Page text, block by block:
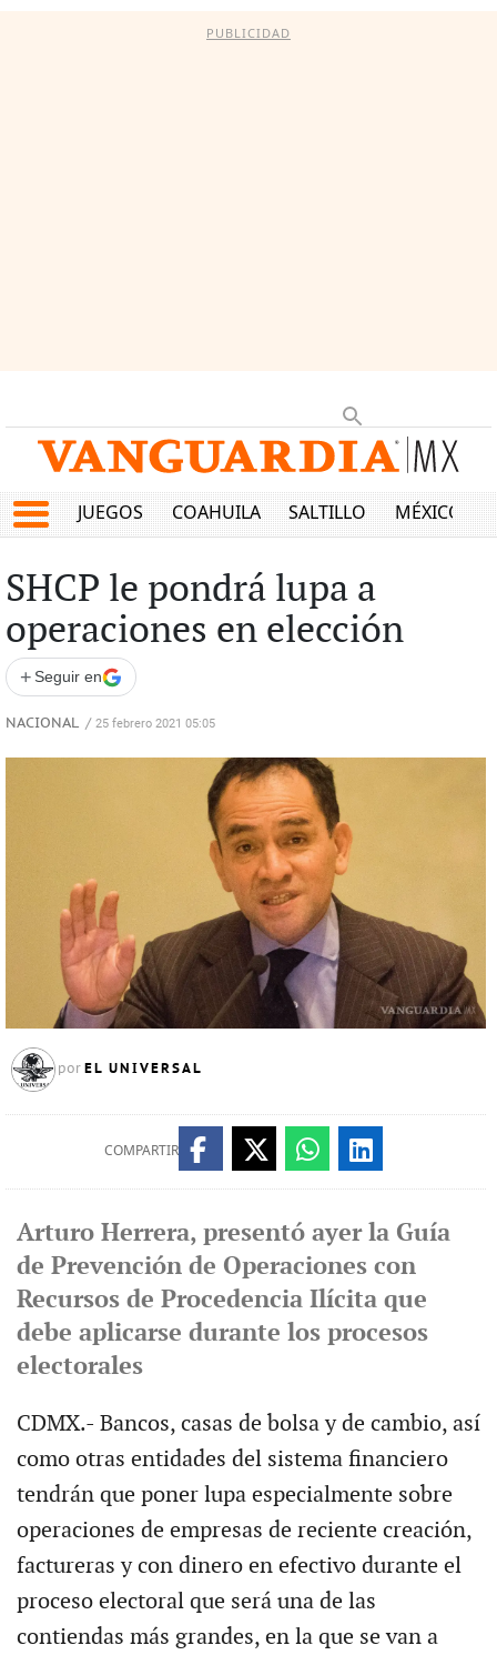
PUBLICIDAD
JUEGOS COAHUILA SALTILLO MÉXICO
SHCP le pondrá lupa a
operaciones en elección
+ Seguir en
NACIONAL / 25 febrero 2021 05:05
por EL UNIVERSAL
COMPARTIR
Arturo Herrera, presentó ayer la Guía
de Prevención de Operaciones con
Recursos de Procedencia Ilícita que
debe aplicarse durante los procesos
electorales
CDMX.- Bancos, casas de bolsa y de cambio, así
como otras entidades del sistema financiero
tendrán que poner lupa especialmente sobre
operaciones de empresas de reciente creación,
factureras y con dinero en efectivo durante el
proceso electoral que será una de las
contiendas más grandes, en la que se van a